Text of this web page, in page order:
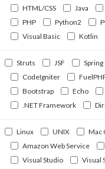
HTML/CSS
Java
PHP
Python2
Visual Basic
Kotlin
Struts JSF Spring
CodeIgniter
Bootstrap
Echo
.NET Framework
Linux UNIX Mac
Amazon Web Service
Visual Studio
Visual